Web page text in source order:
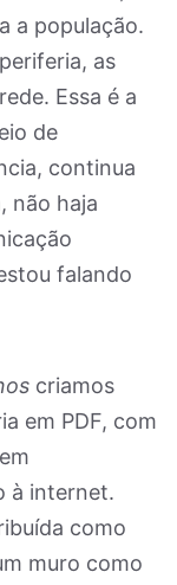
a população.
as
Essa é a
de
continua
não haja
falando
criamos
em PDF, com
à internet.
como
muro como